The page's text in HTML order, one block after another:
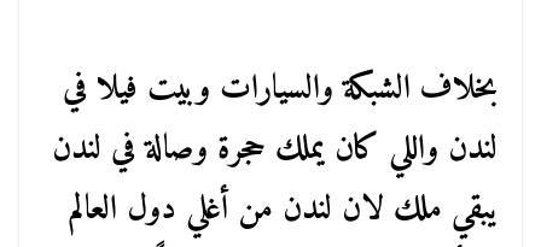
بخلاف الشبكة والسيارات وبيت فيلا في
لندن واللي كان يملك حجرة وصالة في لندن
يبقي ملك لان لندن من أغلي دول العالم